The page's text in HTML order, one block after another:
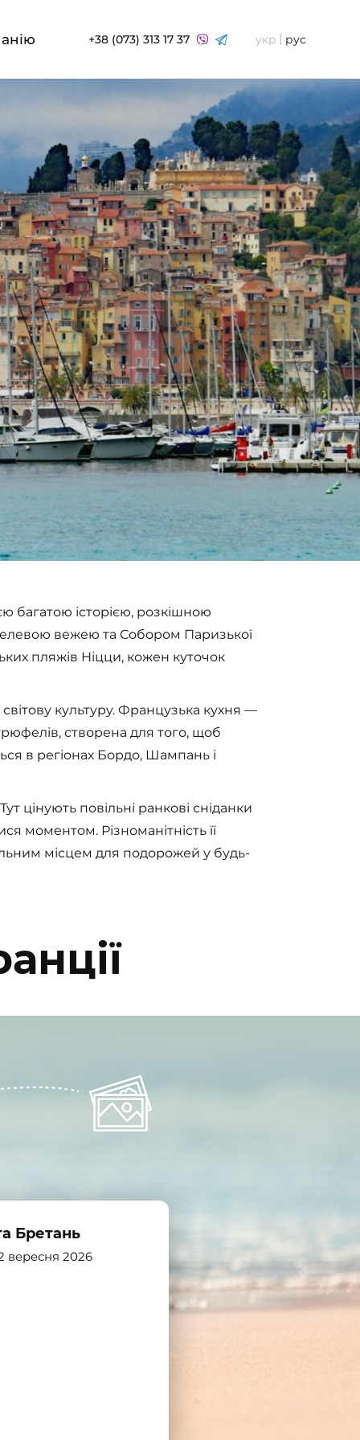
+38 (073) 313 17 37 укр рус
багатою історією, розкішною
вежею та Собором Паризької
пляжів Ніцци, кожен куточок
культуру. Французька кухня —
створена для того, щоб
в регіонах Бордо, Шампань і
цінують повільні ранкові сніданки
моментом. Різноманітність її
місцем для подорожей у будь-
Бретань
вересня 2026